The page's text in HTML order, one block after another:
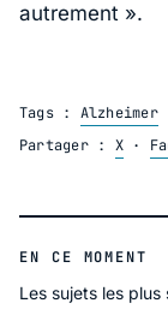
autrement ».
Tags : Alzheimer
Partager : X·
EN CE MOMENT
Les sujets les